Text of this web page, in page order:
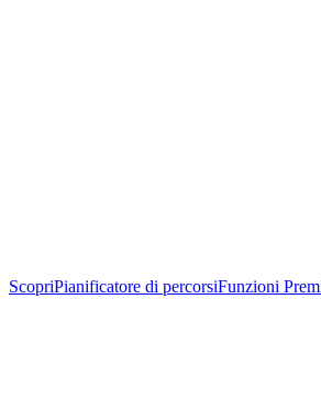
ScopriPianificatore di percorsiFunzioni